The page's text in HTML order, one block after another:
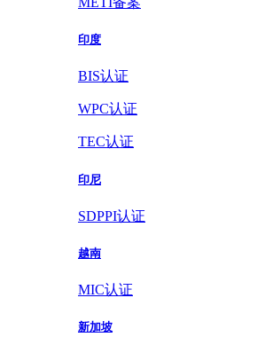
印度
BIS认证
WPC认证
TEC认证
印尼
SDPPI认证
越南
MIC认证
新加坡